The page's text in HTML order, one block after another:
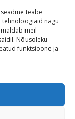
teabe
tehnoloogiaid nagu
meil
Nõusoleku
funktsioone ja